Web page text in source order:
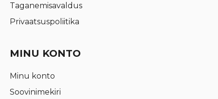
Taganemisavaldus
Privaatsuspoliitika
MINU KONTO
Minu konto
Soovinimekiri